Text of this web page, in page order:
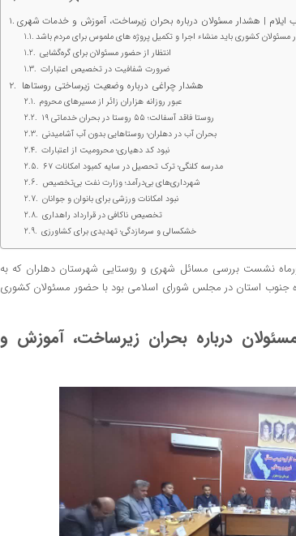
ایلام | هشدار مسئولان درباره بحران زیرساخت، آموزش و خدمات شهری
کشوری باید منشاء اجرا و تکمیل پروژه‌ های ملموس برای مردم باشد
انتظار از حضور مسئولان برای گره‌گشایی
ضرورت شفافیت در تخصیص اعتبارات
هشدار چراغی درباره وضعیت زیرساختی روستاها
عبور روزانه هزاران زائر از مسیرهای محروم
۱۹ روستا فاقد آسفالت؛ ۵۵ روستا در بحران خدماتی
بحران آب در دهلران؛ روستاهایی بدون آب آشامیدنی
نبود کد دهیاری؛ محرومیت از اعتبارات
۶۷ مدرسه کلنگی؛ ترک تحصیل در سایه کمبود امکانات
شهرداری‌های بی‌درآمد؛ وزارت نفت بی‌تخصیص
نبود امکانات ورزشی برای بانوان و جوانان
تخصیص ناکافی در قرارداد راهداری
خشکسالی و سرمازدگی؛ تهدیدی برای کشاورزی
شنبه ۲۲ شهریورماه نشست بررسی مسائل شهری و روستایی شهرستان دهلران که به
جنوب استان در مجلس شورای اسلامی بود با حضور مسئولان کشوری
درباره بحران زیرساخت، آموزش و